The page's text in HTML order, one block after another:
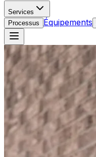
Services
Processus
Équipements